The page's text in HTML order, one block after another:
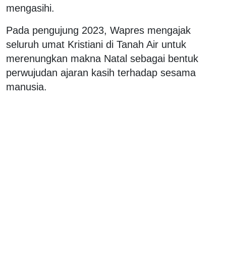
mengasihi.
Pada pengujung 2023, Wapres mengajak
seluruh umat Kristiani di Tanah Air untuk
merenungkan makna Natal sebagai bentuk
perwujudan ajaran kasih terhadap sesama
manusia.